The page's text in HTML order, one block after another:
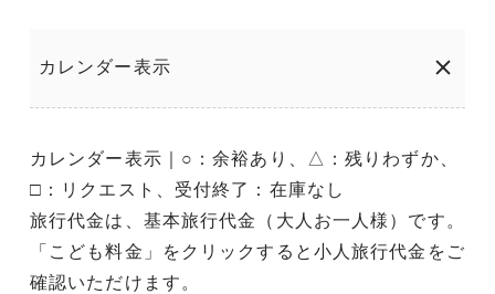
カレンダー表示
カレンダー表示｜○：余裕あり、△：残りわずか、
□：リクエスト、受付終了：在庫なし
旅行代金は、基本旅行代金（大人お一人様）です。
「こども料金」をクリックすると小人旅行代金をご
確認いただけます。